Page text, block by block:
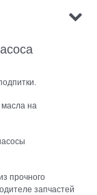
масла на
прочного
запчастей